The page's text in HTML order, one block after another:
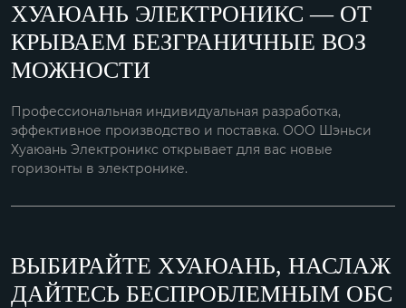
ХУАЮАНЬ ЭЛЕКТРОНИКС — ОТ
КРЫВАЕМ БЕЗГРАНИЧНЫЕ ВОЗ
МОЖНОСТИ
Профессиональная индивидуальная разработка,
эффективное производство и поставка. ООО Шэньси
Хуаюань Электроникс открывает для вас новые
горизонты в электронике.
ВЫБИРАЙТЕ ХУАЮАНЬ, НАСЛАЖ
ДАЙТЕСЬ БЕСПРОБЛЕМНЫМ ОБС